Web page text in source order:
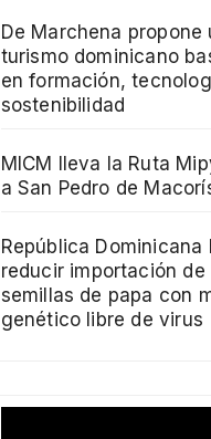
De Marchena propone
turismo dominicano
en formación,
sostenibilidad
MICM lleva la Ruta
a San Pedro de
República Dominicana
reducir importación de
semillas de papa con
genético libre de virus